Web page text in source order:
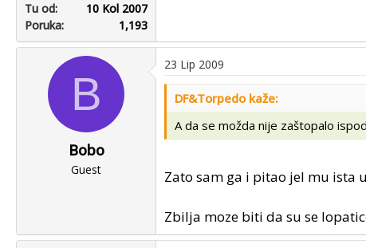
Tu od
10 Kol 2007
Poruka
1,193
B
Bobo
Guest
23 Lip 2009
DF&Torpedo kaže:
A da se možda nije zaštopalo
Zato sam ga i pitao jel mu ista
Zbilja moze biti da su se